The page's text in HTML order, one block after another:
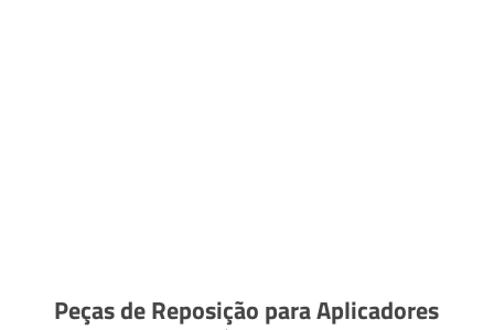
Peças de Reposição para Aplicadores